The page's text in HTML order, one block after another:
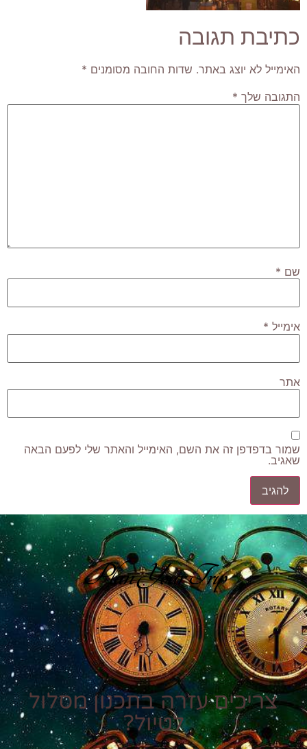
כתיבת תגובה
האימייל לא יוצג באתר. שדות החובה מסומנים *
התגובה שלך *
שם *
אימייל *
אתר
שמור בדפדפן זה את השם, האימייל והאתר שלי לפעם הבאה
שאגיב.
Plan Your Trip
צריכים עזרה בתכנון מסלול
לטיול?